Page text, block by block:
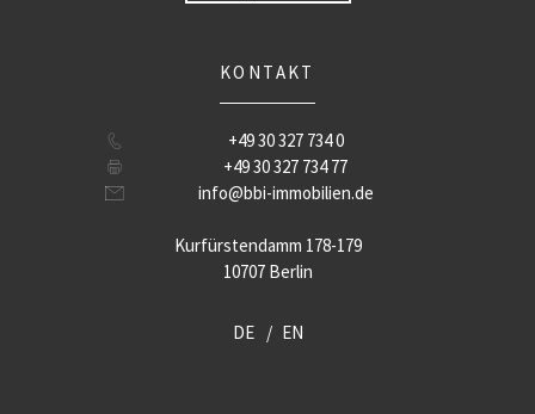
KONTAKT
+49 30 327 734 0
+49 30 327 734 77
info@bbi-immobilien.de
Kurfürstendamm 178-179
10707 Berlin
DE EN